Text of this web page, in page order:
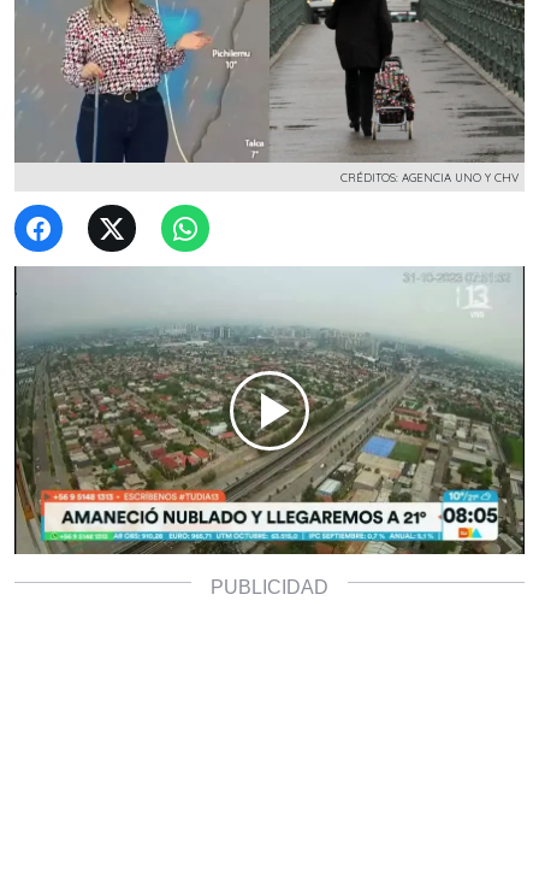
CRÉDITOS: AGENCIA UNO Y CHV